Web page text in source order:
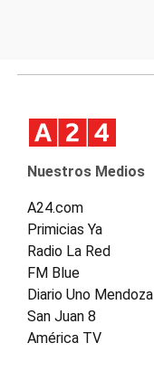
Nuestros Medios
A24.com
Primicias Ya
Radio La Red
FM Blue
Diario Uno Mendoza
San Juan 8
América TV